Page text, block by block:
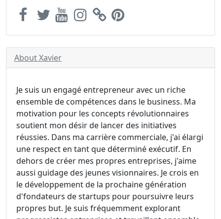
About Xavier
Je suis un engagé entrepreneur avec un riche
ensemble de compétences dans le business. Ma
motivation pour les concepts révolutionnaires
soutient mon désir de lancer des initiatives
réussies. Dans ma carrière commerciale, j'ai élargi
une respect en tant que déterminé exécutif. En
dehors de créer mes propres entreprises, j'aime
aussi guidage des jeunes visionnaires. Je crois en
le développement de la prochaine génération
d'fondateurs de startups pour poursuivre leurs
propres but. Je suis fréquemment explorant